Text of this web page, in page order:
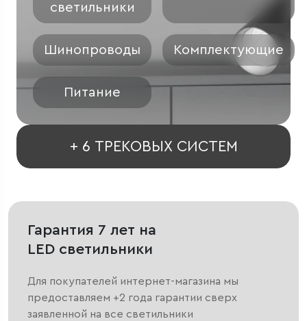
светильники
Шинопроводы Комплектующие
Питание
+ 6 ТРЕКОВЫХ СИСТЕМ
Гарантия 7 лет на
LED светильники
Для покупателей интернет-магазина мы
предоставляем +2 года гарантии сверх
заявленной на все светильники